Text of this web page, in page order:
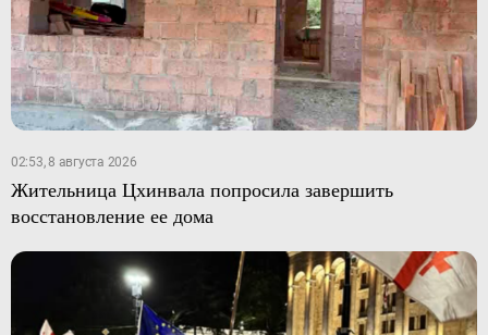
02:53, 8 августа 2026
Жительница Цхинвала попросила завершить
восстановление ее дома